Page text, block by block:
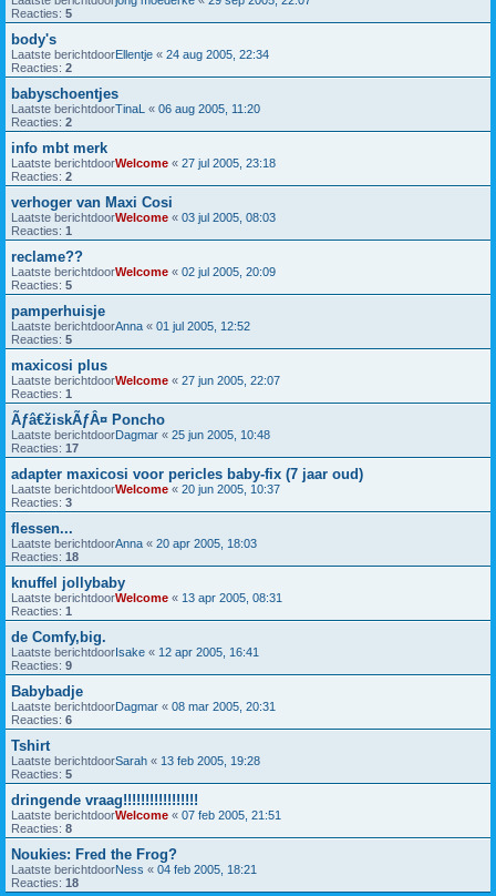
Reacties: 5
body's
Laatste berichtdoorEllentje « 24 aug 2005, 22:34
Reacties: 2
babyschoentjes
Laatste berichtdoorTinaL « 06 aug 2005, 11:20
Reacties: 2
info mbt merk
Laatste berichtdoorWelcome « 27 jul 2005, 23:18
Reacties: 2
verhoger van Maxi Cosi
Laatste berichtdoorWelcome « 03 jul 2005, 08:03
Reacties: 1
reclame??
Laatste berichtdoorWelcome « 02 jul 2005, 20:09
Reacties: 5
pamperhuisje
Laatste berichtdoorAnna « 01 jul 2005, 12:52
Reacties: 5
maxicosi plus
Laatste berichtdoorWelcome « 27 jun 2005, 22:07
Reacties: 1
Ãƒâ€žiskÃƒÂ¤ Poncho
Laatste berichtdoorDagmar « 25 jun 2005, 10:48
Reacties: 17
adapter maxicosi voor pericles baby-fix (7 jaar oud)
Laatste berichtdoorWelcome « 20 jun 2005, 10:37
Reacties: 3
flessen...
Laatste berichtdoorAnna « 20 apr 2005, 18:03
Reacties: 18
knuffel jollybaby
Laatste berichtdoorWelcome « 13 apr 2005, 08:31
Reacties: 1
de Comfy,big.
Laatste berichtdoorIsake « 12 apr 2005, 16:41
Reacties: 9
Babybadje
Laatste berichtdoorDagmar « 08 mar 2005, 20:31
Reacties: 6
Tshirt
Laatste berichtdoorSarah « 13 feb 2005, 19:28
Reacties: 5
dringende vraag!!!!!!!!!!!!!!!!!
Laatste berichtdoorWelcome « 07 feb 2005, 21:51
Reacties: 8
Noukies: Fred the Frog?
Laatste berichtdoorNess « 04 feb 2005, 18:21
Reacties: 18